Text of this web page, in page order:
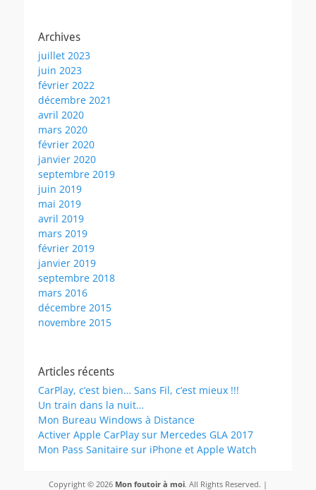
Archives
juillet 2023
juin 2023
février 2022
décembre 2021
avril 2020
mars 2020
février 2020
janvier 2020
septembre 2019
juin 2019
mai 2019
avril 2019
mars 2019
février 2019
janvier 2019
septembre 2018
mars 2016
décembre 2015
novembre 2015
Articles récents
CarPlay, c’est bien… Sans Fil, c’est mieux !!!
Un train dans la nuit…
Mon Bureau Windows à Distance
Activer Apple CarPlay sur Mercedes GLA 2017
Mon Pass Sanitaire sur iPhone et Apple Watch
Copyright © 2026 Mon foutoir à moi. All Rights Reserved. |